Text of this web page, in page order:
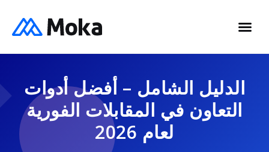
الدليل الشامل – أفضل أدوات
التعاون في المقابلات الفورية
لعام 2026